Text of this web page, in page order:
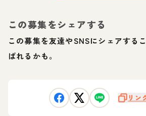
この募集をシェアする
この募集を友達やSNSにシェアする
ばれるかも。
リン